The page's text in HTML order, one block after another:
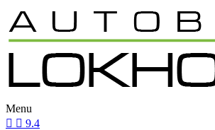
Menu
9.4